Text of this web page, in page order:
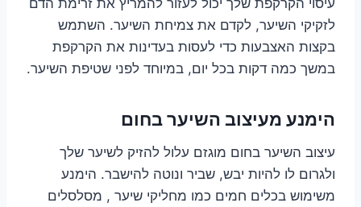
לזקיקי השיער, לקדם את צמיחת השיער. השתמש
בקצות האצבעות כדי לעסות בעדינות את הקרקפת
במשך כמה דקות בכל יום, במיוחד לפני שטיפת השיער.
הימנע מעיצוב השיער בחום
עיצוב השיער בחום מוגזם עלול להזיק לשיער שלך
ולגרום לו להיות יבש, שביר ונוטה להישבר. הימנע
משימוש בכלים חמים כמו מחליקי שיער , מסלסלים